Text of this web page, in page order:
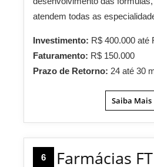
atendem todas as
Investimento: R$ 400.000 até
Faturamento: R$ 150.000
Prazo de Retorno: 24 até 30
Saiba Mais
6 Farmácias